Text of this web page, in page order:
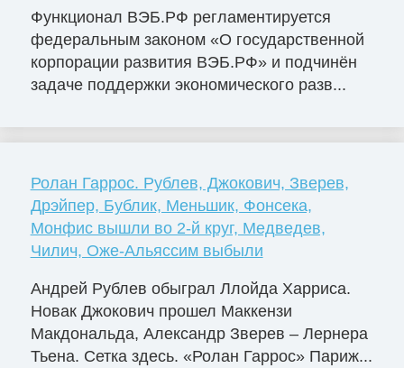
Функционал ВЭБ.РФ регламентируется
федеральным законом «О государственной
корпорации развития ВЭБ.РФ» и подчинён
задаче поддержки экономического разв...
Ролан Гаррос. Рублев, Джокович, Зверев,
Дрэйпер, Бублик, Меньшик, Фонсека,
Монфис вышли во 2-й круг, Медведев,
Чилич, Оже-Альяссим выбыли
Андрей Рублев обыграл Ллойда Харриса.
Новак Джокович прошел Маккензи
Макдональда, Александр Зверев – Лернера
Тьена. Сетка здесь. «Ролан Гаррос» Париж...